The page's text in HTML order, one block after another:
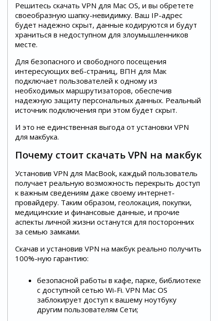
Решитесь скачать VPN для Mac OS, и вы обретете
своеобразную шапку-невидимку. Ваш IP-адрес
будет надежно скрыт, данные кодируются и будут
храниться в недоступном для злоумышленников
месте.
Для безопасного и свободного посещения
интересующих веб-страниц, ВПН для Мак
подключает пользователей к одному из
необходимых маршрутизаторов, обеспечив
надежную защиту персональных данных. Реальный
источник подключения при этом будет скрыт.
И это не единственная выгода от установки VPN
для макбука.
Почему стоит скачать VPN на макбук
Установив VPN для MacBook, каждый пользователь
получает реальную возможность перекрыть доступ
к важным сведениям даже своему интернет-
провайдеру. Таким образом, геолокация, покупки,
медицинские и финансовые данные, и прочие
аспекты личной жизни останутся для посторонних
за семью замками.
Скачав и установив VPN на макбук реально получить
100%-ную гарантию:
безопасной работы в кафе, парке, библиотеке
с доступной сетью Wi-Fi. VPN Mac OS
заблокирует доступ к вашему ноутбуку
другим пользователям Сети;